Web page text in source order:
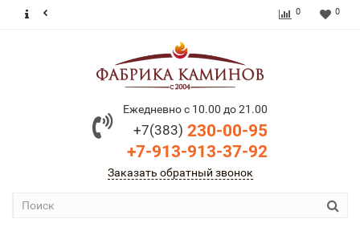
0 0
Ежедневно с 10.00 до 21.00
+7(383) 230-00-95
+7-913-913-37-92
Заказать обратный звонок